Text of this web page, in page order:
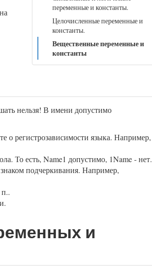
переменные и константы.
Целочисленные переменные и
константы.
Вещественные переменные и
константы
нельзя! В имени допустимо
регистрозависимости языка. Например,
То есть, Name1 допустимо, 1Name - нет.
подчеркивания. Например,
и